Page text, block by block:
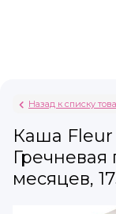
Назад к списку
Каша Fleur
Гречневая
месяцев,